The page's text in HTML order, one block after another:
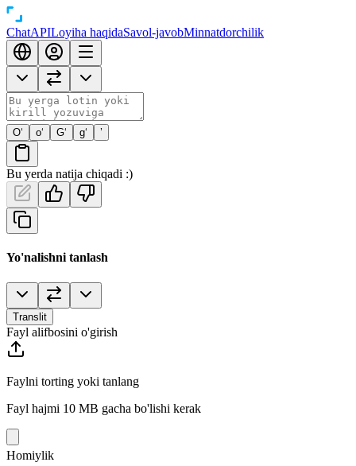
ChatAPILoyiha haqidaSavol-javobMinnatdorchilik
O‘ o‘ G‘ g‘ ’
Bu yerda natija chiqadi :)
Yo'nalishni tanlash
Translit
Fayl alifbosini o'girish
Faylni torting yoki tanlang
Fayl hajmi 10 MB gacha bo'lishi kerak
Homiylik